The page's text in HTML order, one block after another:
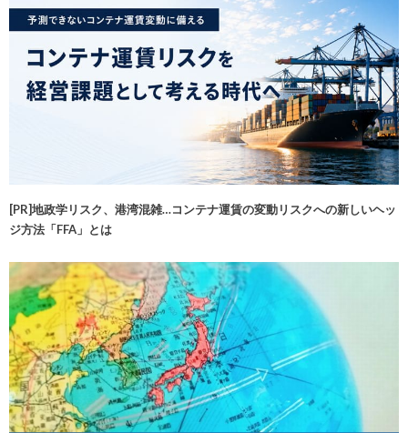
[PR]地政学リスク、港湾混雑…コンテナ運賃の変動リスクへの新しいヘッ
ジ方法「FFA」とは